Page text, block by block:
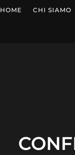
HOME CHI SIAMO